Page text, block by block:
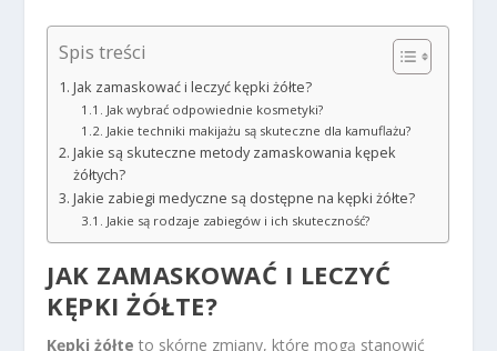
Spis treści
Jak zamaskować i leczyć kępki żółte?
Jak wybrać odpowiednie kosmetyki?
Jakie techniki makijażu są skuteczne dla kamuflażu?
Jakie są skuteczne metody zamaskowania kępek
żółtych?
Jakie zabiegi medyczne są dostępne na kępki żółte?
Jakie są rodzaje zabiegów i ich skuteczność?
JAK ZAMASKOWAĆ I LECZYĆ
KĘPKI ŻÓŁTE?
Kępki żółte to skórne zmiany, które mogą stanowić